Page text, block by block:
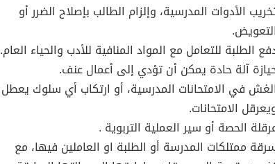
الأدوات المدرسية، وإلزام الطالب بإصلاح الضرر أو
التعويض.
الطلبة للتعامل مع المواد المنافية للأدب والحياء العام.
آلة حادة يمكن أن تؤدي إلى أعمال عنف.
الغش في الامتحانات المدرسية، أو ارتكاب أي سلوك يعطل
الامتحانات.
الحصة أو سير العملية التربوية .
ممتلكات المدرسة أو الطلبة او العاملين فيها، مع